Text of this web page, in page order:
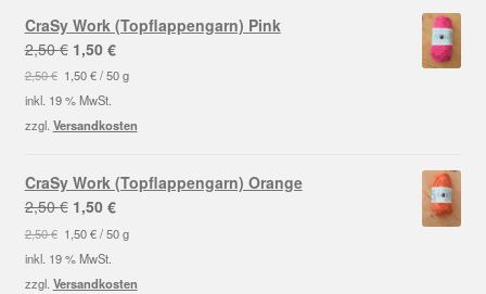
CraSy Work (Topflappengarn) Pink
2,50€ Ursprünglicher
Preis
war:
2,50 €
1,50 €Aktueller
Preis
1,50 €.
2,50€ 1,50€/50 g
inkl. 19 % MwSt.
zzgl. Versandkosten
CraSy Work (Topflappengarn) Orange
2,50€ Ursprünglicher
Preis
war:
2,50 €
1,50 €Aktueller
Preis
1,50 €.
2,50€ 1,50€/50 g
inkl. 19 % MwSt.
zzgl. Versandkosten